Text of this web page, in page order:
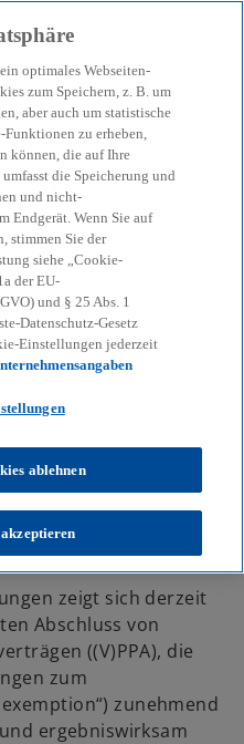
& Compliance
IAS 39 noch
sowie durch die
nicht-finanzieller
ist es für
leichter, deren
von
im Hedge
zeigt sich derzeit
Abschluss von
((V)PPA), die
zum
zunehmend
ergebniswirksam
optimales Webseiten-
zum Speichern, z. B. um
aber auch um statistische
Funktionen zu erheben,
können, die auf Ihre
die Speicherung und
und nicht-
Endgerät. Wenn Sie auf
stimmen Sie der
siehe „Cookie-
der EU-
und § 25 Abs. 1
Datenschutz-Gesetz
Einstellungen jederzeit
ablehnen